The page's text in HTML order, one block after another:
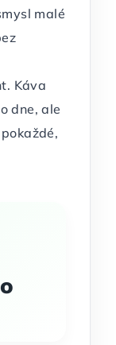
malé
Káva
dne, ale